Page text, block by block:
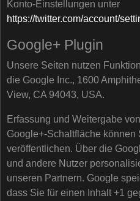
Konto-Einstellungen unter
https://twitter.com/account/
Google+ Plugin
Unsere Seiten nutzen
die Google Inc., 1600
View, CA 94043, USA.
Erfassung und Weitergabe
Google+-Schaltfläche
veröffentlichen. Über die
und andere Nutzer
unseren Partnern. Google
dass Sie für einen Inhalt +1